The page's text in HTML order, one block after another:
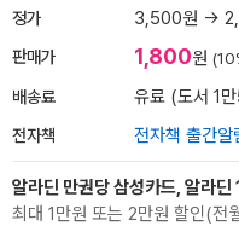
정가 3,500원 →
판매가 1,800원
배송료 유료 (도서 1
전자책 전자책 출간알
알라딘 만권당 삼성카드, 알라
최대 1만원 또는 2만원 할인(